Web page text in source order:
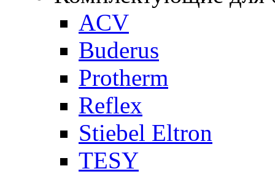
ACV
Buderus
Protherm
Reflex
Stiebel Eltron
TESY